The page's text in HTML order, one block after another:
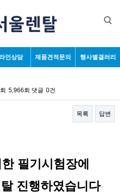
인상담 제품견적문의 행사별갤러리
5,966회 댓글 0건
목록 답변
필기시험장에
진행하였습니다